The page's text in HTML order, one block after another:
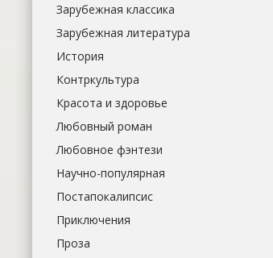
Зарубежная классика
Зарубежная литература
История
Контркультура
Красота и здоровье
Любовный роман
Любовное фэнтези
Научно-популярная
Постапокалипсис
Приключения
Проза